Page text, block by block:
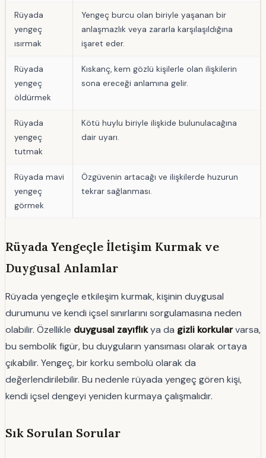
Rüyada
yengeç
ısırmak
Yengeç burcu olan biriyle yaşanan bir
anlaşmazlık veya zararla karşılaşıldığına
işaret eder.
Rüyada
yengeç
öldürmek
Kıskanç, kem gözlü kişilerle olan ilişkilerin
sona ereceği anlamına gelir.
Rüyada
yengeç
tutmak
Kötü huylu biriyle ilişkide bulunulacağına
dair uyarı.
Rüyada mavi
yengeç
görmek
Özgüvenin artacağı ve ilişkilerde huzurun
tekrar sağlanması.
Rüyada Yengeçle İletişim Kurmak ve
Duygusal Anlamlar
Rüyada yengeçle etkileşim kurmak, kişinin duygusal
durumunu ve kendi içsel sınırlarını sorgulamasına neden
olabilir. Özellikle duygusal zayıflıkya da gizli korkularvarsa,
bu sembolik figür, bu duyguların yansıması olarak ortaya
çıkabilir. Yengeç, bir korku sembolü olarak da
değerlendirilebilir. Bu nedenle rüyada yengeç gören kişi,
kendi içsel dengeyi yeniden kurmaya çalışmalıdır.
Sık Sorulan Sorular